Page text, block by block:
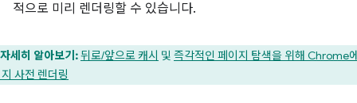
적으로 미리 렌더링할 수 있습니다.
자세히 알아보기:뒤로/앞으로 캐시 및 즉각적인 페이지 탐색을 위해 Chrome
사전 렌더링